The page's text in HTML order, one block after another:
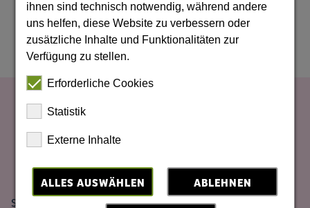
... Sport am Wasser treiben
Sport und Wasser lassen sich in der Oberlausitz wunderbar
ihnen sind technisch notwendig, während andere
uns helfen, diese Website zu verbessern oder
zusätzliche Inhalte und Funktionalitäten zur
Verfügung zu stellen.
Erforderliche Cookies
Statistik
Externe Inhalte
ALLES AUSWÄHLEN ABLEHNEN